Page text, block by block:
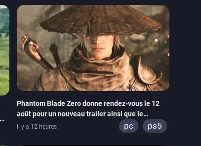
Phantom Blade Zero donne rendez-vous le 12
août pour un nouveau trailer ainsi que le
lancement des précommandes
Il y a 12 heures pc ps5